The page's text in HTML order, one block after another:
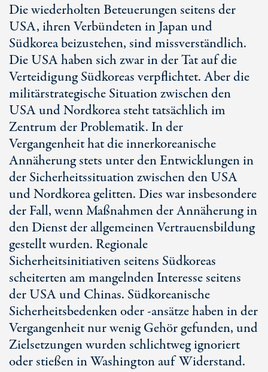
Die wiederholten Beteuerungen seitens der
USA, ihren Verbündeten in Japan und
Südkorea beizustehen, sind missverständlich.
Die USA haben sich zwar in der Tat auf die
Verteidigung Südkoreas verpflichtet. Aber die
militärstrategische Situation zwischen den
USA und Nordkorea steht tatsächlich im
Zentrum der Problematik. In der
Vergangenheit hat die innerkoreanische
Annäherung stets unter den Entwicklungen in
der Sicherheitssituation zwischen den USA
und Nordkorea gelitten. Dies war insbesondere
der Fall, wenn Maßnahmen der Annäherung in
den Dienst der allgemeinen Vertrauensbildung
gestellt wurden. Regionale
Sicherheitsinitiativen seitens Südkoreas
scheiterten am mangelnden Interesse seitens
der USA und Chinas. Südkoreanische
Sicherheitsbedenken oder -ansätze haben in der
Vergangenheit nur wenig Gehör gefunden, und
Zielsetzungen wurden schlichtweg ignoriert
oder stießen in Washington auf Widerstand.